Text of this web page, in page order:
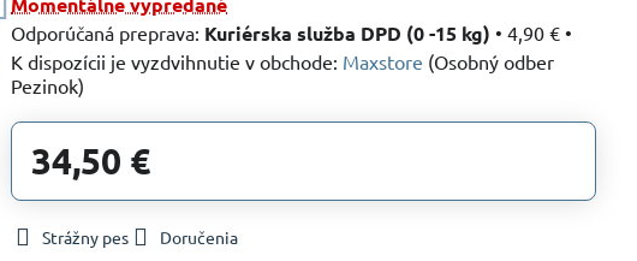
Kuriérska služba DPD (0 -15 kg) •4,90 € •
Maxstore (Osobný odber
Pezinok)
34,50 €
Strážny pes Doručenia